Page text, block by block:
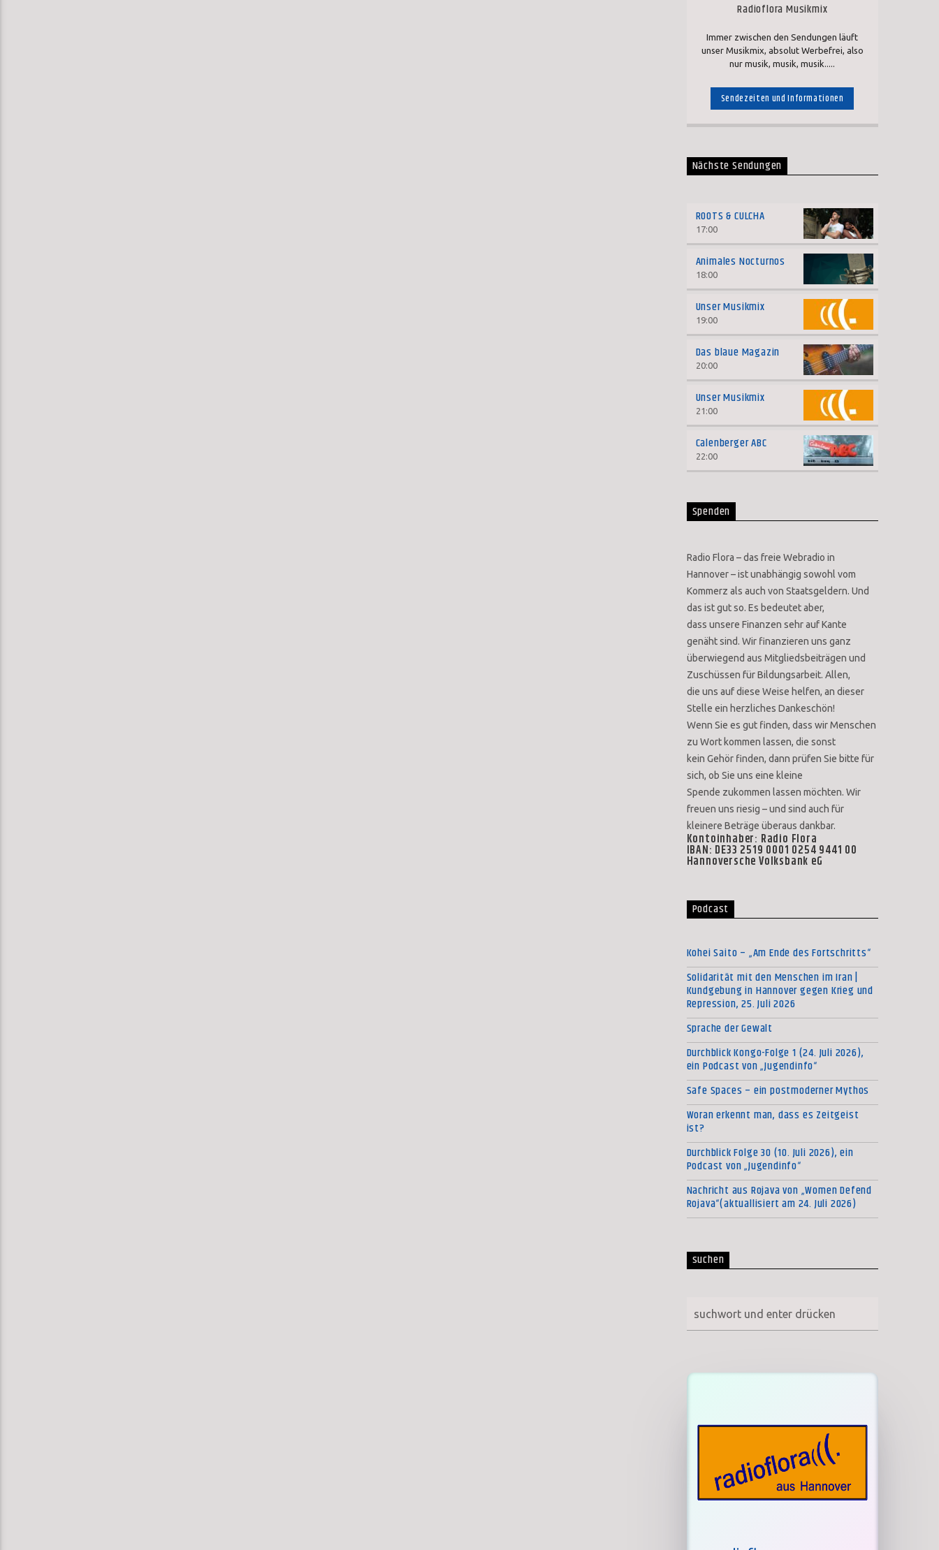
Radioflora Musikmix
Immer zwischen den Sendungen läuft
unser Musikmix, absolut Werbefrei, also
nur musik, musik, musik.....
Sendezeiten und Informationen
Nächste Sendungen
ROOTS & CULCHA
17:00
Animales Nocturnos
18:00
Unser Musikmix
19:00
Das blaue Magazin
20:00
Unser Musikmix
21:00
Calenberger ABC
22:00
Spenden
Radio Flora – das freie Webradio in
Hannover – ist unabhängig sowohl vom
Kommerz als auch von Staatsgeldern. Und
das ist gut so. Es bedeutet aber,
dass unsere Finanzen sehr auf Kante
genäht sind. Wir finanzieren uns ganz
überwiegend aus Mitgliedsbeiträgen und
Zuschüssen für Bildungsarbeit. Allen,
die uns auf diese Weise helfen, an dieser
Stelle ein herzliches Dankeschön!
Wenn Sie es gut finden, dass wir Menschen
zu Wort kommen lassen, die sonst
kein Gehör finden, dann prüfen Sie bitte für
sich, ob Sie uns eine kleine
Spende zukommen lassen möchten. Wir
freuen uns riesig – und sind auch für
kleinere Beträge überaus dankbar.
Kontoinhaber: Radio Flora
IBAN: DE33 2519 0001 0254 9441 00
Hannoversche Volksbank eG
Podcast
Kohei Saito – „Am Ende des Fortschritts“
Solidarität mit den Menschen im Iran |
Kundgebung in Hannover gegen Krieg und
Repression, 25. Juli 2026
Sprache der Gewalt
Durchblick Kongo-Folge 1 (24. Juli 2026),
ein Podcast von „Jugendinfo“
Safe Spaces – ein postmoderner Mythos
Woran erkennt man, dass es Zeitgeist
ist?
Durchblick Folge 30 (10. Juli 2026), ein
Podcast von „Jugendinfo“
Nachricht aus Rojava von „Women Defend
Rojava“(aktuallisiert am 24. Juli 2026)
suchen